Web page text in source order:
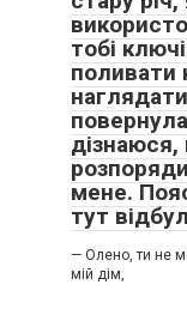
тобі
поливати
мене.
тут
— Олено, ти не
мій дім,